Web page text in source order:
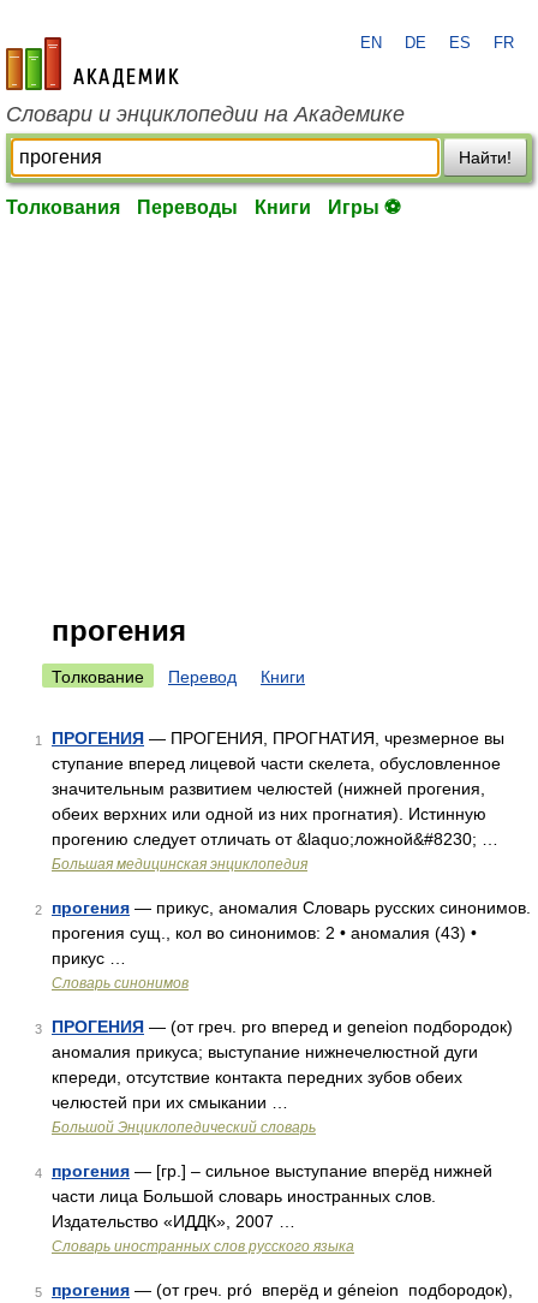
academic.ru
EN DE ES FR
Словари и энциклопедии на Академике
Найти!
Толкования Переводы Книги Игры ⚽
прогения
Толкование Перевод Книги
1 ПРОГЕНИЯ — ПРОГЕНИЯ, ПРОГНАТИЯ, чрезмерное вы
ступание вперед лицевой части скелета, обусловленное
значительным развитием челюстей (нижней прогения,
обеих верхних или одной из них прогнатия). Истинную
прогению следует отличать от &laquo;ложной&#8230; …
Большая медицинская энциклопедия
2 прогения — прикус, аномалия Словарь русских синонимов.
прогения сущ., кол во синонимов: 2 • аномалия (43) •
прикус …
Словарь синонимов
3 ПРОГЕНИЯ — (от греч. pro вперед и geneion подбородок)
аномалия прикуса; выступание нижнечелюстной дуги
кпереди, отсутствие контакта передних зубов обеих
челюстей при их смыкании …
Большой Энциклопедический словарь
4 прогения — [гр.] – сильное выступание вперёд нижней
части лица Большой словарь иностранных слов.
Издательство «ИДДК», 2007 …
Словарь иностранных слов русского языка
5 прогения — (от греч. pró вперёд и géneion подбородок),